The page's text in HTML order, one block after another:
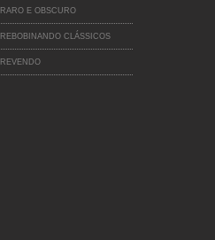
RARO E OBSCURO
REBOBINANDO CLÁSSICOS
REVENDO